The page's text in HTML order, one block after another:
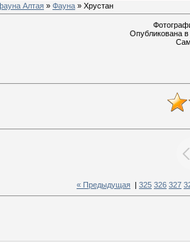
Алтая » Фауна » Хрустан
Опубликована в
« Предыдущая 325 326 327